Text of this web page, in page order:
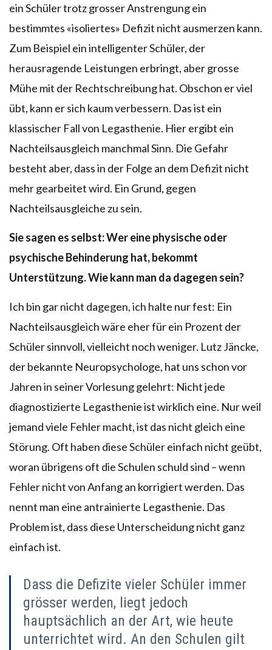
ein Schüler trotz grosser Anstrengung ein
bestimmtes «isoliertes» Defizit nicht ausmerzen kann.
Zum Beispiel ein intelligenter Schüler, der
herausragende Leistungen erbringt, aber grosse
Mühe mit der Rechtschreibung hat. Obschon er viel
übt, kann er sich kaum verbessern. Das ist ein
klassischer Fall von Legasthenie. Hier ergibt ein
Nachteilsausgleich manchmal Sinn. Die Gefahr
besteht aber, dass in der Folge an dem Defizit nicht
mehr gearbeitet wird. Ein Grund, gegen
Nachteilsausgleiche zu sein.
Sie sagen es selbst: Wer eine physische oder
psychische Behinderung hat, bekommt
Unterstützung. Wie kann man da dagegen sein?
Ich bin gar nicht dagegen, ich halte nur fest: Ein
Nachteilsausgleich wäre eher für ein Prozent der
Schüler sinnvoll, vielleicht noch weniger. Lutz Jäncke,
der bekannte Neuropsychologe, hat uns schon vor
Jahren in seiner Vorlesung gelehrt: Nicht jede
diagnostizierte Legasthenie ist wirklich eine. Nur weil
jemand viele Fehler macht, ist das nicht gleich eine
Störung. Oft haben diese Schüler einfach nicht geübt,
woran übrigens oft die Schulen schuld sind – wenn
Fehler nicht von Anfang an korrigiert werden. Das
nennt man eine antrainierte Legasthenie. Das
Problem ist, dass diese Unterscheidung nicht ganz
einfach ist.
Dass die Defizite vieler Schüler immer
grösser werden, liegt jedoch
hauptsächlich an der Art, wie heute
unterrichtet wird. An den Schulen gilt